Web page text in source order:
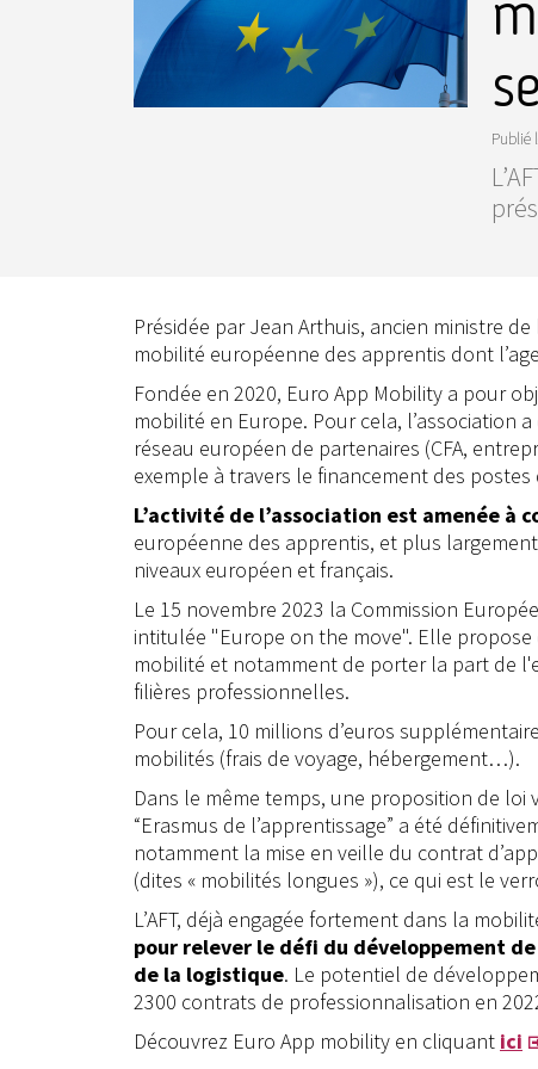
Publié
Présidée par Jean Arthuis, ancien ministre
mobilité européenne des apprentis dont
Fondée en 2020, Euro App Mobility a pour
mobilité en Europe. Pour cela, l’association
réseau européen de partenaires (CFA,
exemple à travers le financement des
L’activité de l’association est amenée
européenne des apprentis, et plus
niveaux européen et français.
Le 15 novembre 2023 la Commission
intitulée "Europe on the move". Elle
mobilité et notamment de porter la part de
filières professionnelles.
Pour cela, 10 millions d’euros
mobilités (frais de voyage, hébergement…).
Dans le même temps, une proposition de
“Erasmus de l’apprentissage” a été
notamment la mise en veille du contrat
(dites « mobilités longues »), ce qui est le
L’AFT, déjà engagée fortement dans la
pour relever le défi du développement
de la logistique. Le potentiel de
2300 contrats de professionnalisation en
Découvrez Euro App mobility en cliquant ici